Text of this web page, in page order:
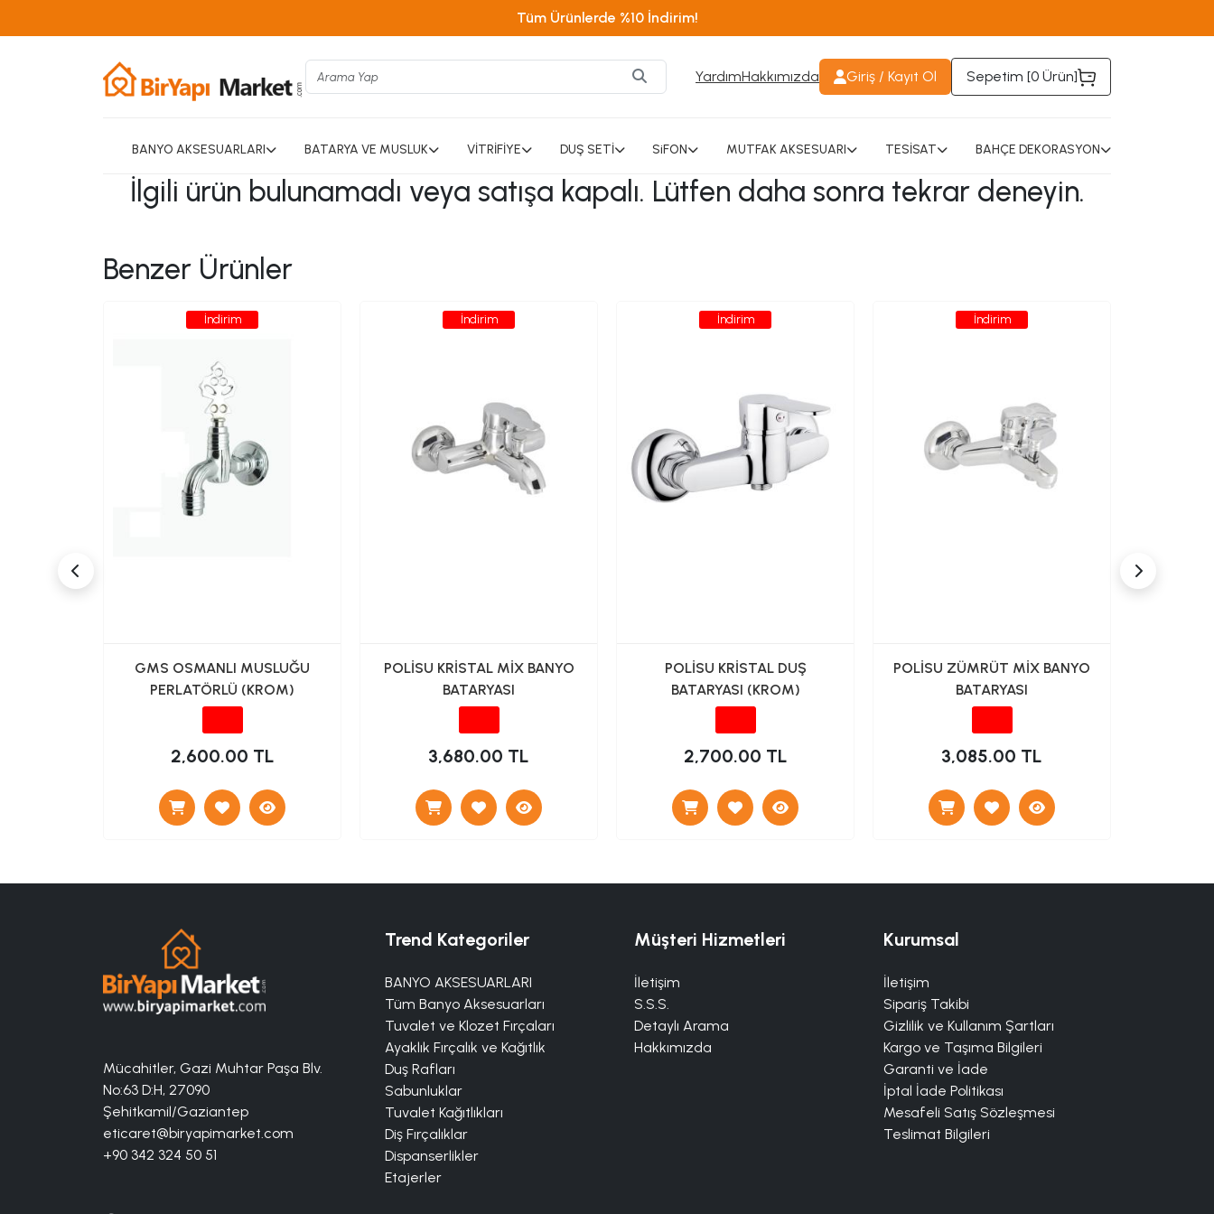
Tüm Ürünlerde %10 İndirim!
YardımHakkımızda Giriş / Kayıt Ol Sepetim [0 Ürün]
BANYO AKSESUARLARI BATARYA VE MUSLUK VİTRİFİYE DUŞ SETİ SiFON MUTFAK AKSESUARI TESİSAT BAHÇE DEKORASYON
İlgili ürün bulunamadı veya satışa kapalı. Lütfen daha sonra tekrar deneyin.
Benzer Ürünler
İndirim
GMS OSMANLI MUSLUĞU
PERLATÖRLÜ (KROM)
2,600.00 TL
İndirim
POLİSU KRİSTAL MİX BANYO
BATARYASI
3,680.00 TL
İndirim
POLİSU KRİSTAL DUŞ
BATARYASI (KROM)
2,700.00 TL
İndirim
POLİSU ZÜMRÜT MİX BANYO
BATARYASI
3,085.00 TL
Mücahitler, Gazi Muhtar Paşa Blv.
No:63 D:H, 27090
Şehitkamil/Gaziantep
eticaret@biryapimarket.com
+90 342 324 50 51
Trend Kategoriler
BANYO AKSESUARLARI
Tüm Banyo Aksesuarları
Tuvalet ve Klozet Fırçaları
Ayaklık Fırçalık ve Kağıtlık
Duş Rafları
Sabunluklar
Tuvalet Kağıtlıkları
Diş Fırçalıklar
Dispanserlikler
Etajerler
Kurumsal
İletişim
Sipariş Takibi
Gizlilik ve Kullanım Şartları
Kargo ve Taşıma Bilgileri
Garanti ve İade
İptal İade Politikası
Mesafeli Satış Sözleşmesi
Teslimat Bilgileri
Müşteri Hizmetleri
İletişim
S.S.S.
Detaylı Arama
Hakkımızda